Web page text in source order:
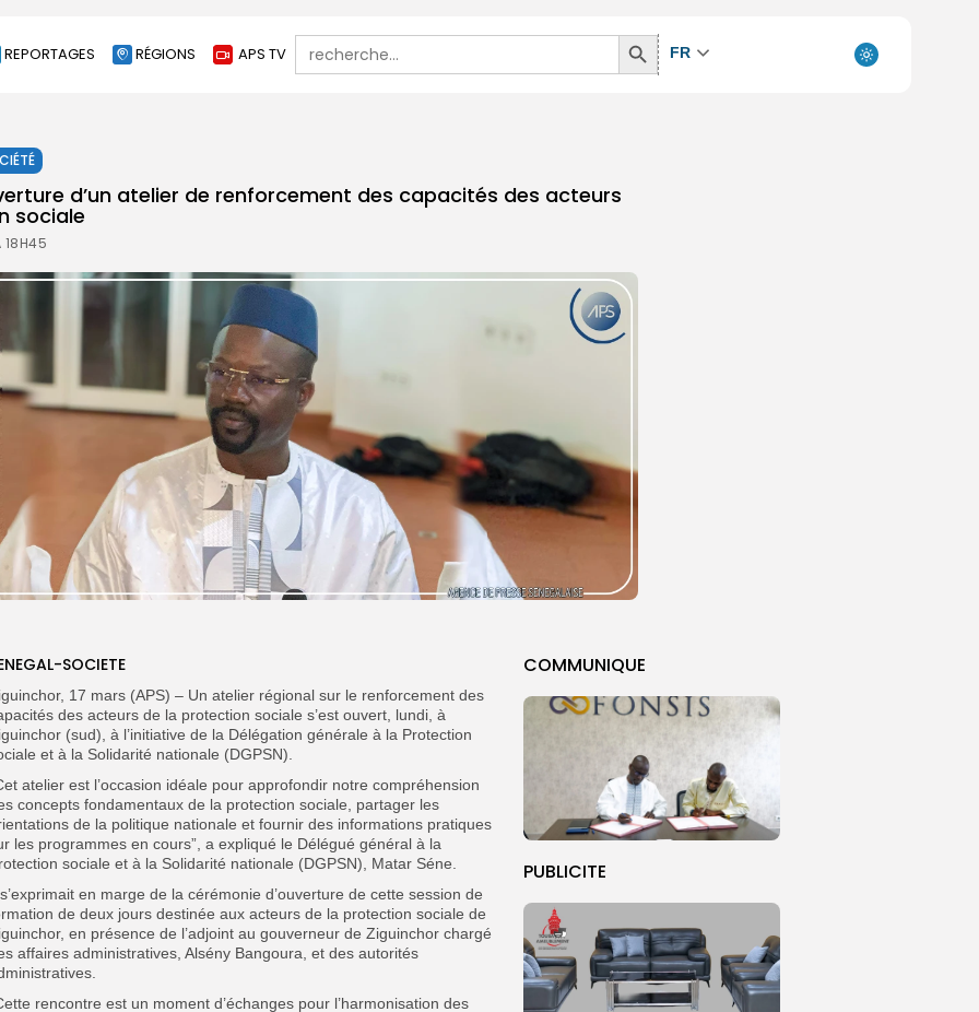
REPORTAGES RÉGIONS APS TV
Search
for:
Search
Button
FR
d’un atelier de renforcement des capacités des acteurs
sociale
18H45
COMMUNIQUE
PUBLICITE
SOCIETE
17 mars (APS) – Un atelier régional sur le renforcement des
des acteurs de la protection sociale s’est ouvert, lundi, à
(sud), à l’initiative de la Délégation générale à la Protection
et à la Solidarité nationale (DGPSN).
atelier est l’occasion idéale pour approfondir notre compréhension
concepts fondamentaux de la protection sociale, partager les
de la politique nationale et fournir des informations pratiques
les programmes en cours”, a expliqué le Délégué général à la
sociale et à la Solidarité nationale (DGPSN), Matar Séne.
en marge de la cérémonie d’ouverture de cette session de
de deux jours destinée aux acteurs de la protection sociale de
en présence de l’adjoint au gouverneur de Ziguinchor chargé
affaires administratives, Alsény Bangoura, et des autorités
rencontre est un moment d’échanges pour l’harmonisation des